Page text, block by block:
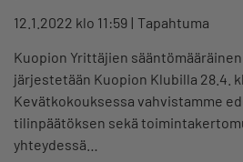
12.1.2022 klo 11:59 Tapahtuma
Kuopion Yrittäjien
järjestetään Kuopion Klubilla 28.4.
Kevätkokouksessa vahvistamme
tilinpäätöksen sekä
yhteydessä…